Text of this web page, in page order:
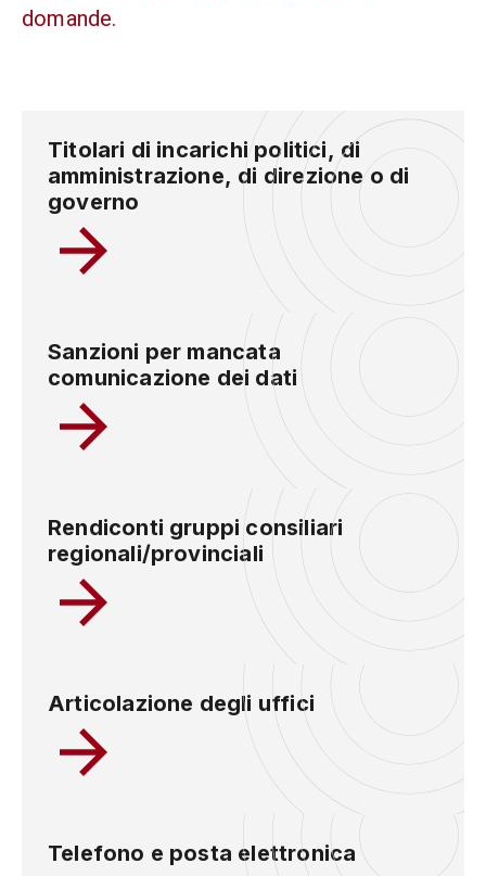
domande.
Titolari di incarichi politici, di
amministrazione, di direzione o di
governo
Sanzioni per mancata
comunicazione dei dati
Rendiconti gruppi consiliari
regionali/provinciali
Articolazione degli uffici
Telefono e posta elettronica